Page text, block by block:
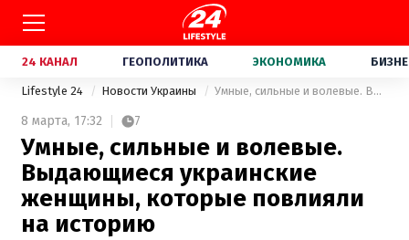
24 КАНАЛ ГЕОПОЛИТИКА ЭКОНОМИКА
Lifestyle 24 Новости Украины Умные, сильные и волевые. Выдающиеся украинские женщины, которые повлияли на историю
8 марта, 17:32 7
Умные, сильные и волевые.
Выдающиеся украинские
женщины, которые повлияли
на историю